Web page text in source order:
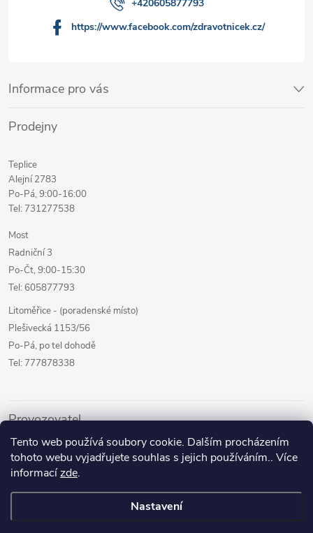
Tento web používá soubory cookie. Dalším procházením
tohoto webu vyjadřujete souhlas s jejich používáním.. Více
informacízde.
Nastavení
Informace pro vás
Prodejny
Teplice
Alejní 2783
Po-Pá, 9:00-16:00
Tel: 731277538
Most
Radniční 3
Po-Čt, 9:00-15:30
Tel: 605877793
Litoměřice - (poradenské místo)
Plešivecká 1153/56
Po-Pá, po tel dohodě
Tel: 777878338
Provozovatel
Internetový prodej
Kamenné prodejny
Půjčovna pomůcek
Poradenství a služby
+420605877793
https://www.facebook.com/zdravotnicek.cz/